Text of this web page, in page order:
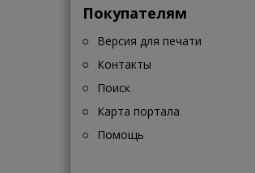
Покупателям
Версия для печати
Контакты
Поиск
Карта портала
Помощь